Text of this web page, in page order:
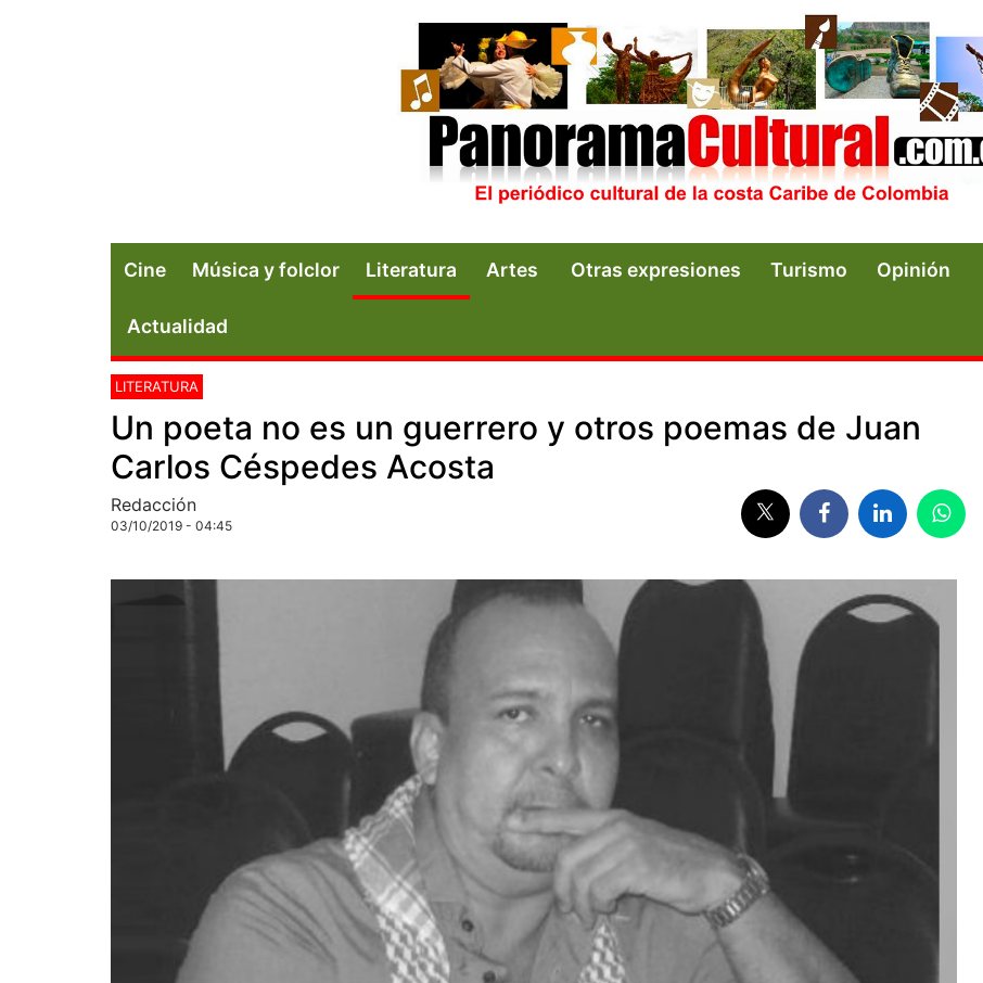
Cine Música y folclor Literatura Artes Otras expresiones Turismo Opinión
Actualidad
LITERATURA
Un poeta no es un guerrero y otros poemas de Juan
Carlos Céspedes Acosta
Redacción
03/10/2019 - 04:45